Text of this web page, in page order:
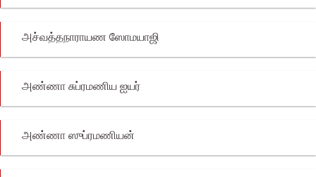
அச்வத்தநாராயண ஸோமயாஜி
அண்ணா சுப்ரமணிய ஐயர்
அண்ணா ஸுப்ரமணியன்